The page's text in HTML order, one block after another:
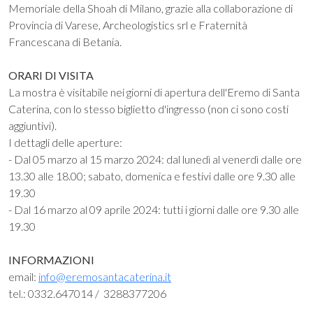
Memoriale della Shoah di Milano, grazie alla collaborazione di
Provincia di Varese, Archeologistics srl e Fraternità
Francescana di Betania.
ORARI DI VISITA
La mostra è visitabile nei giorni di apertura dell'Eremo di Santa
Caterina, con lo stesso biglietto d'ingresso (non ci sono costi
aggiuntivi).
I dettagli delle aperture:
- Dal 05 marzo al 15 marzo 2024: dal lunedì al venerdì dalle ore
13.30 alle 18.00; sabato, domenica e festivi dalle ore 9.30 alle
19.30
- Dal 16 marzo al 09 aprile 2024: tutti i giorni dalle ore 9.30 alle
19.30
INFORMAZIONI
email: info@eremosantacaterina.it
tel.: 0332.647014 / 3288377206